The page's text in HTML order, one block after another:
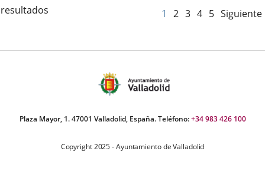
1 2 3 4 5 Siguiente
Plaza Mayor, 1. 47001 Valladolid, España. Teléfono:+34 983 426 100
Copyright 2025 - Ayuntamiento de Valladolid